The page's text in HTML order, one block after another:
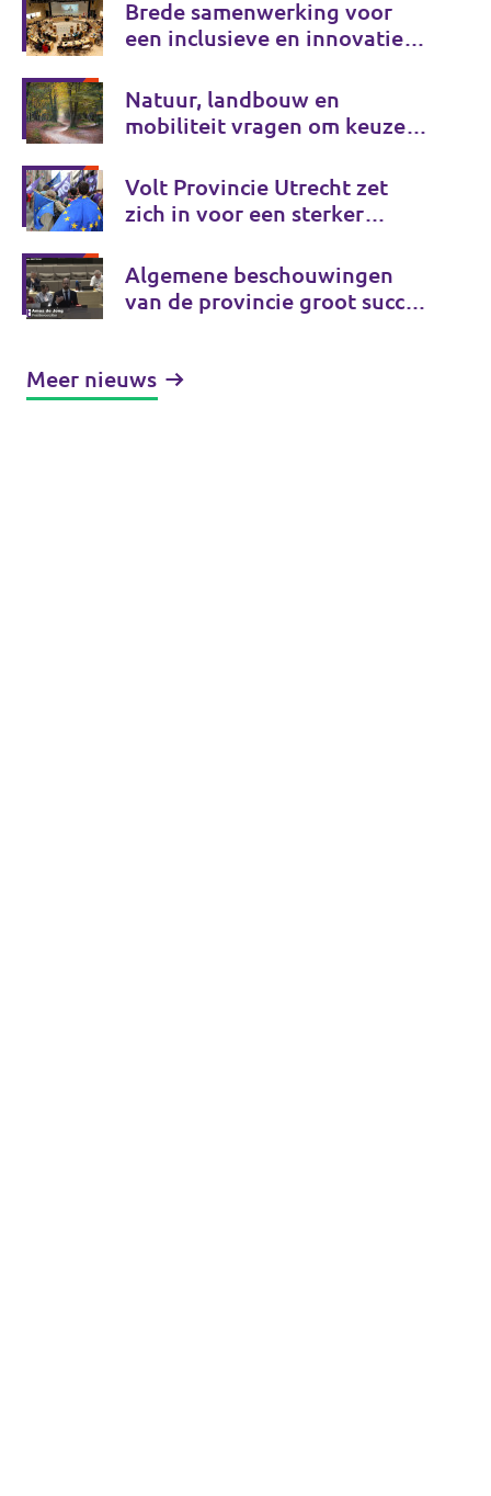
Brede samenwerking voor
een inclusieve en innovatieve
Natuur, landbouw en
mobiliteit vragen om keuzes
Volt Provincie Utrecht zet
zich in voor een sterker
provincie
Algemene beschouwingen
van de provincie groot succes
Meer nieuws